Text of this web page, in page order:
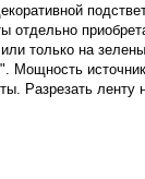
отдельно
только на
Мощность
Разрезать ленту